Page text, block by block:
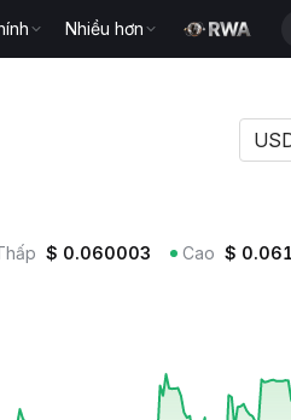
Nhiều hơn
$ 0.060003 Cao $